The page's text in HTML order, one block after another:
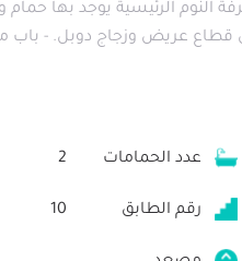
قطاع عريض وزجاج دوبل. -
عدد الحمامات 2
رقم الطابق 10